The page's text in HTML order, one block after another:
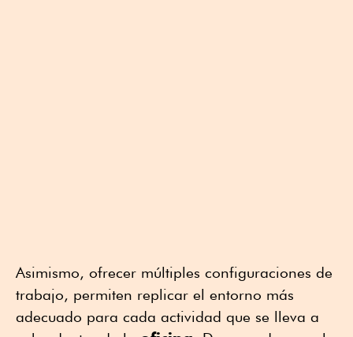
Asimismo, ofrecer múltiples configuraciones de
trabajo, permiten replicar el entorno más
adecuado para cada actividad que se lleva a